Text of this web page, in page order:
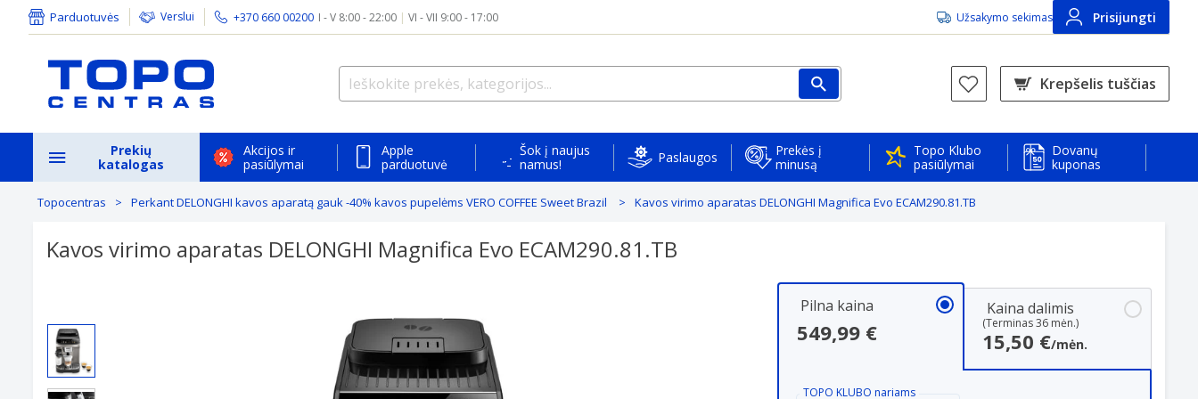
Parduotuvės Verslui +370 660 00200 I - V 8:00 - 22:00 | VI - VII 9:00 - 17:00 Užsakymo sekimas Prisijungti
Krepšelis tuščias
Prekių
katalogas
Akcijos ir
pasiūlymai
Apple
parduotuvė
Šok į naujus
namus!
Paslaugos
Prekės į
minusą
Topo Klubo
pasiūlymai
Dovanų
kuponas
Topocentras Perkant DELONGHI kavos aparatą gauk -40% kavos pupelėms VERO COFFEE Sweet Brazil Kavos virimo aparatas DELONGHI Magnifica Evo ECAM290.81.TB
Kavos virimo aparatas DELONGHI Magnifica Evo ECAM290.81.TB
Pilna kaina
549,99 €
Kaina dalimis
(Terminas 36 mėn.)
15,50 €/mėn.
TOPO KLUBO nariams